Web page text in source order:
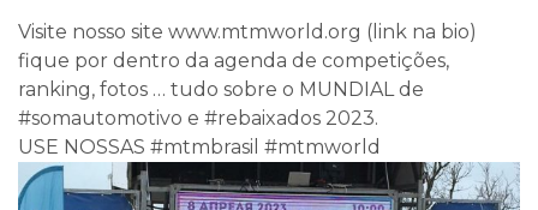
Visite nosso site www.mtmworld.org (link na bio)
fique por dentro da agenda de competições,
ranking, fotos … tudo sobre o MUNDIAL de
#somautomotivo e #rebaixados 2023.
USE NOSSAS #mtmbrasil #mtmworld